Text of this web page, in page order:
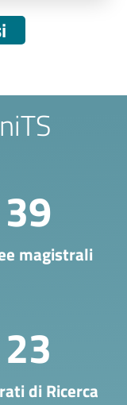
39
magistrali
23
di Ricerca